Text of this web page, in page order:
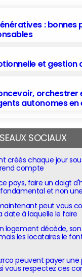
: bonnes
et gestion
orchestrer
autonomes en
SOCIAUX
créés chaque jour
compte
pays, faire un doigt
fondamental et non
peut vous
date à laquelle le faire
logement décède,
les locataires le
peuvent payer
vous respectez ces